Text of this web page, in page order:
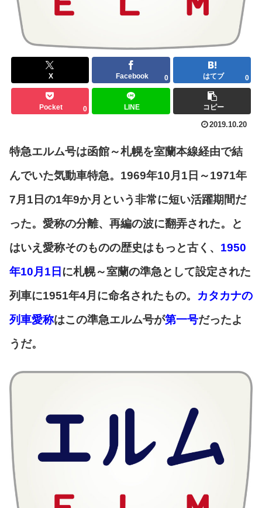
X Facebook 0 はてブ 0
Pocket 0 LINE コピー
2019.10.20
特急エルム号は函館～札幌を室蘭本線経由で結
んでいた気動車特急。1969年10月1日～1971年
7月1日の1年9か月という非常に短い活躍期間だ
った。愛称の分離、再編の波に翻弄された。と
はいえ愛称そのものの歴史はもっと古く、 1950
年10月1日 に札幌～室蘭の準急として設定された
列車に1951年4月に命名されたもの。 カタカナの
列車愛称はこの準急エルム号が第一号だったよ
うだ。